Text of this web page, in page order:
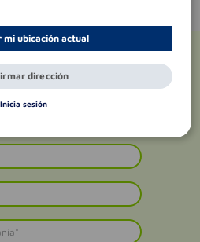
y recibe
promociones
!
mi ubicación actual
dirección
Inicia sesión